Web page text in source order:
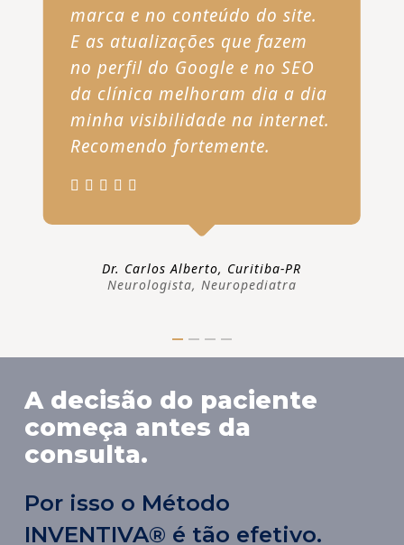
marca e no conteúdo do site.
E as atualizações que fazem
no perfil do Google e no SEO
da clínica melhoram dia a dia
minha visibilidade na internet.
Recomendo fortemente.
Dr. Carlos Alberto, Curitiba-PR
Neurologista, Neuropediatra
A decisão do paciente
começa antes da
consulta.
Por isso o Método
INVENTIVA® é tão efetivo.